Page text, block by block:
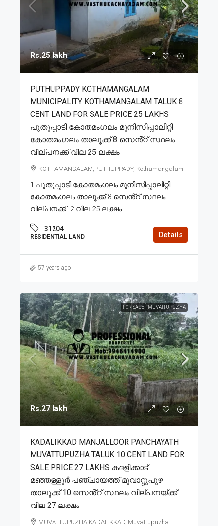
Rs.25 lakh
PUTHUPPADY KOTHAMANGALAM
MUNICIPALITY KOTHAMANGALAM TALUK 8
CENT LAND FOR SALE PRICE 25 LAKHS
പുതുപ്പാടി കോതമംഗലം മുനിസിപ്പാലിറ്റി
കോതമംഗലം താലൂക്ക് 8 സെൻ്റ് സ്ഥലം
വില്പനക്ക് വില 25 ലക്ഷം
KOTHAMANGALAM,PUTHUPPADY, Kothamangalam
1.പുതുപ്പാടി കോതമംഗലം മുനിസിപ്പാലിറ്റി
കോതമംഗലം താലൂക്ക് 8 സെൻ്റ് സ്ഥലം
വില്പനക്ക്. 2.വില 25 ലക്ഷം....
31204
RESIDENTIAL LAND Details
57 years ago
FOR SALE MUVATTUPUZHA
Rs.27 lakh
KADALIKKAD MANJALLOOR PANCHAYATH
MUVATTUPUZHA TALUK 10 CENT LAND FOR
SALE PRICE 27 LAKHS കദളിക്കാട്
മഞ്ഞള്ളൂർ പഞ്ചായത്ത് മൂവാറ്റുപുഴ
താലൂക്ക് 10 സെൻ്റ് സ്ഥലം വില്പനയ്ക്ക്
വില 27 ലക്ഷം
MUVATTUPUZHA,KADALIKKAD, Muvattupuzha